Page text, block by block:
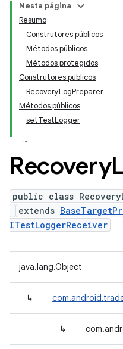
Nesta página
Resumo
Construtores públicos
Métodos públicos
Métodos protegidos
Construtores públicos
RecoveryLogPreparer
Métodos públicos
setTestLogger
Recovery
public class
extends
ITestLoggerReceiver
java.lang.Object
↳
↳